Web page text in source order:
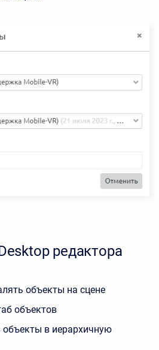
редактора
объекты на сцене
объектов
объекты в иерархичную